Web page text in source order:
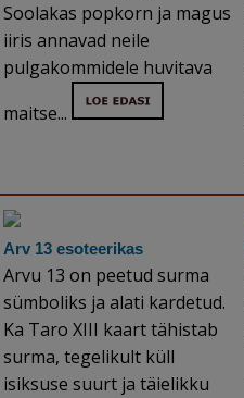
Soolakas popkorn ja magus
iiris annavad neile
pulgakommidele huvitava
maitse...
Arv 13 esoteerikas
Arvu 13 on peetud surma
sümboliks ja alati kardetud.
Ka Taro XIII kaart tähistab
surma, tegelikult küll
isiksuse suurt ja täielikku